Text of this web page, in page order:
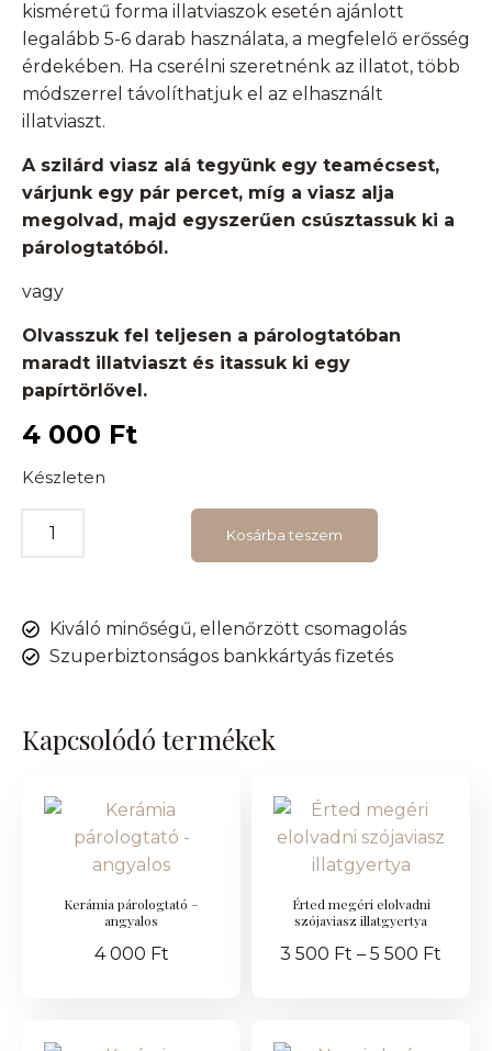
kisméretű forma illatviaszok esetén ajánlott
legalább 5-6 darab használata, a megfelelő erősség
érdekében. Ha cserélni szeretnénk az illatot, több
módszerrel távolíthatjuk el az elhasznált
illatviaszt.
A szilárd viasz alá tegyünk egy teamécsest,
várjunk egy pár percet, míg a viasz alja
megolvad, majd egyszerűen csúsztassuk ki a
párologtatóból.
vagy
Olvasszuk fel teljesen a párologtatóban
maradt illatviaszt és itassuk ki egy
papírtörlővel.
4 000 Ft
Készleten
Kosárba teszem
Kiváló minőségű, ellenőrzött csomagolás
Szuperbiztonságos bankkártyás fizetés
Kapcsolódó termékek
Kerámia párologtató –
angyalos
4 000 Ft
Érted megéri elolvadni
szójaviasz illatgyertya
3 500 Ft – 5 500 Ft